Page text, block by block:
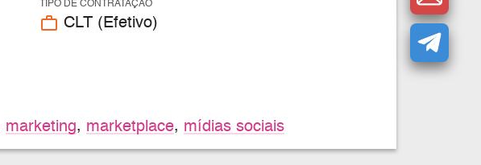
TIPO DE CONTRATAÇÃO
work_outline CLT (Efetivo)
marketing, marketplace, mídias sociais